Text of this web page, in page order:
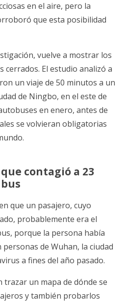
en el aire, pero la
que esta posibilidad
vuelve a mostrar los
cerrados. El estudio analizó a
un viaje de 50 minutos a un
de Ningbo, en el este de
en enero, antes de
se volvieran obligatorias
contagió a 23
que un pasajero, cuyo
probablemente era el
porque la persona había
de Wuhan, la ciudad
a fines del año pasado.
un mapa de dónde se
y también probarlos